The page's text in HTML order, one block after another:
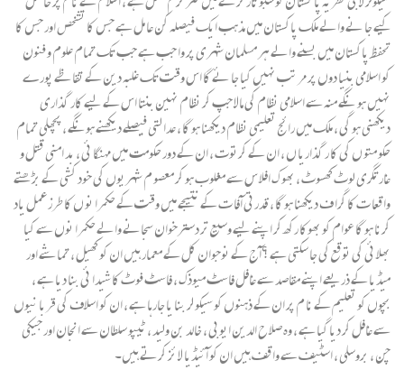
کیے جا نے والے ملک پاکستان میں مذہب ایک فیصلہ کن عا مل ہے جس کا تشخص اور جس کا
تحفظ پاکستان میں بسنے والے ہر مسلمان شہری پر وا جب ہے جب تک تمام علوم و فنون
کو اسلامی بنیا دوں پر مرتب نہیں کیا جا ئے گا اس وقت تک غلبہ دین کے تقاظے پورے
نہیں ہو نگے منہ سے اسلامی نظام کی مالا جپ کر نظام نہین بنتا اس کے لیے کار گذاری
دیکھنی ہو گی ، ملک میں را ئج تعلیمی نظام دیکھنا ہو گا ، عدا لتی فیصلے دیکھنے ہونگے ، پچھلی تمام
حکو متو ں کی کا ر گذاریا ں ، ان کے کرتوت ، ان کے دور حکومت میں مہنگا ئی ، بد امنی قتل و
غارتگری لوٹ کھسوٹ ، بھو ک افلا س سے مغلوب ہو کر معصو م شہریوں کی خود کشی کے بڑھتے
واقعا ت کا گرا ف دیکھنا ہو گا ، قدرتی آفا ت کے نتیجے میں وقت کے حکمرا نو ں کا طرز عمل یاد
کرنا ہو گا عوام کو بھوکا رکھ کر اپنے لیے وسیع تر دسترخوان سجانے والے حکمرا نوں سے کیا
بھلا ئی کی توقع کی جا سکتی ہے ؟آج کے نوجوان کل کے معمار ہیں ان کو کھیل ، تما شے اور
میڈیا کے ذریعے اپنے مقاصد سے غافل فاسٹ میوذک ، فاسٹ فوٹ کا شیدا ئی بنا دیا ہے ،
بچوں کو تعلیم کے نا م پر ان کے ذہنوں کو سیکو لر بنا یا جارہا ہے ، ان کو اسلاف کی قربا نیوں
سے غافل کر دیا گیا ہے ، وہ صلا ح الدین ایوبی ، خالد بن ولید ، ٹیپو سلطان سے انجان اور جیکی
چن ، بروسلی ، اسٹیف سے واقف ہیں ان کو آئیڈیا لا ئز کرتے ہیں۔